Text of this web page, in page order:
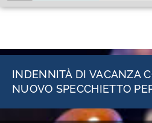
INDENNITÀ DI VACANZA
NUOVO SPECCHIETTO